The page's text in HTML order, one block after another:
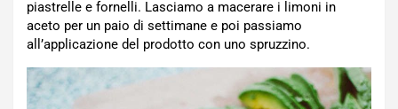
piastrelle e fornelli. Lasciamo a macerare i limoni in
aceto per un paio di settimane e poi passiamo
all’applicazione del prodotto con uno spruzzino.